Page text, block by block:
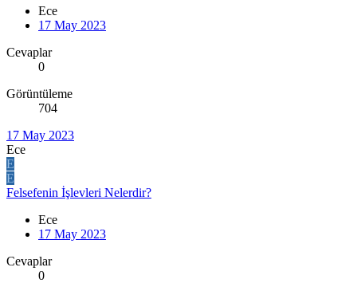
Ece
17 May 2023
Cevaplar
0
Görüntüleme
704
17 May 2023
Ece
E
E
Felsefenin İşlevleri Nelerdir?
Ece
17 May 2023
Cevaplar
0